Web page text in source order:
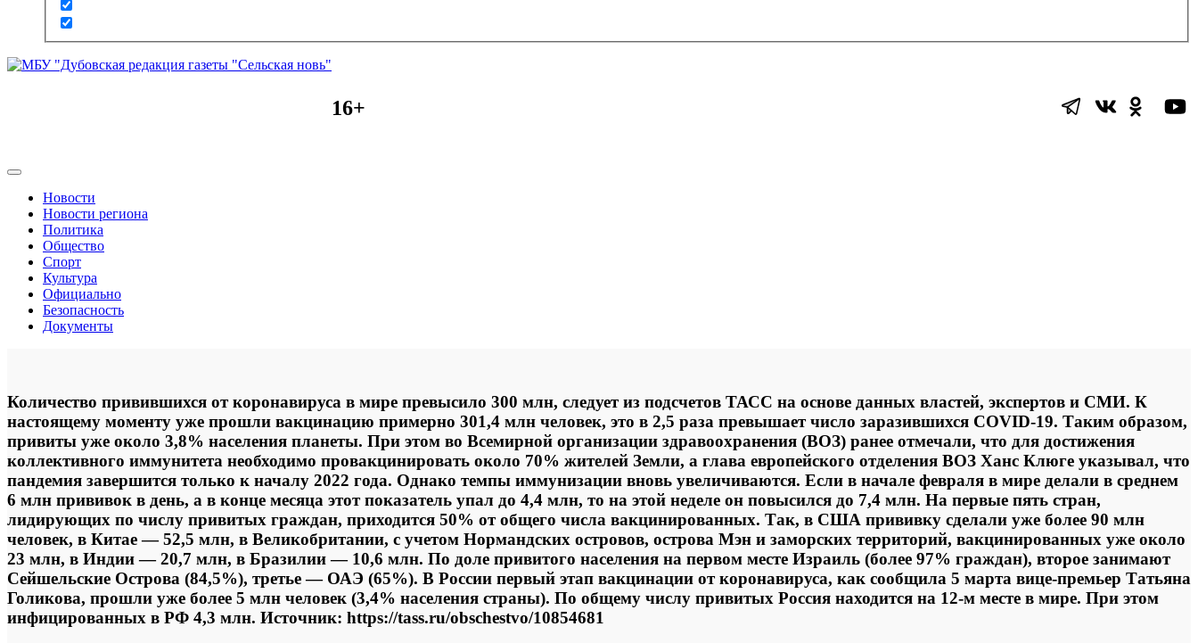
16+
Новости
Новости региона
Политика
Общество
Спорт
Культура
Официально
Безопасность
Документы
Количество привившихся от коронавируса в мире превысило 300 млн, следует из подсчетов ТАСС на основе данных властей, экспертов и СМИ. К
настоящему моменту уже прошли вакцинацию примерно 301,4 млн человек, это в 2,5 раза превышает число заразившихся COVID-19. Таким образом,
привиты уже около 3,8% населения планеты. При этом во Всемирной организации здравоохранения (ВОЗ) ранее отмечали, что для достижения
коллективного иммунитета необходимо провакцинировать около 70% жителей Земли, а глава европейского отделения ВОЗ Ханс Клюге указывал, что
пандемия завершится только к началу 2022 года. Однако темпы иммунизации вновь увеличиваются. Если в начале февраля в мире делали в среднем
6 млн прививок в день, а в конце месяца этот показатель упал до 4,4 млн, то на этой неделе он повысился до 7,4 млн. На первые пять стран,
лидирующих по числу привитых граждан, приходится 50% от общего числа вакцинированных. Так, в США прививку сделали уже более 90 млн
человек, в Китае — 52,5 млн, в Великобритании, с учетом Нормандских островов, острова Мэн и заморских территорий, вакцинированных уже около
23 млн, в Индии — 20,7 млн, в Бразилии — 10,6 млн. По доле привитого населения на первом месте Израиль (более 97% граждан), второе занимают
Сейшельские Острова (84,5%), третье — ОАЭ (65%). В России первый этап вакцинации от коронавируса, как сообщила 5 марта вице-премьер Татьяна
Голикова, прошли уже более 5 млн человек (3,4% населения страны). По общему числу привитых Россия находится на 12-м месте в мире. При этом
инфицированных в РФ 4,3 млн. Источник: https://tass.ru/obschestvo/10854681